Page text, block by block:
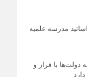
مدرسه علمیه
دولت‌ها با فراز و